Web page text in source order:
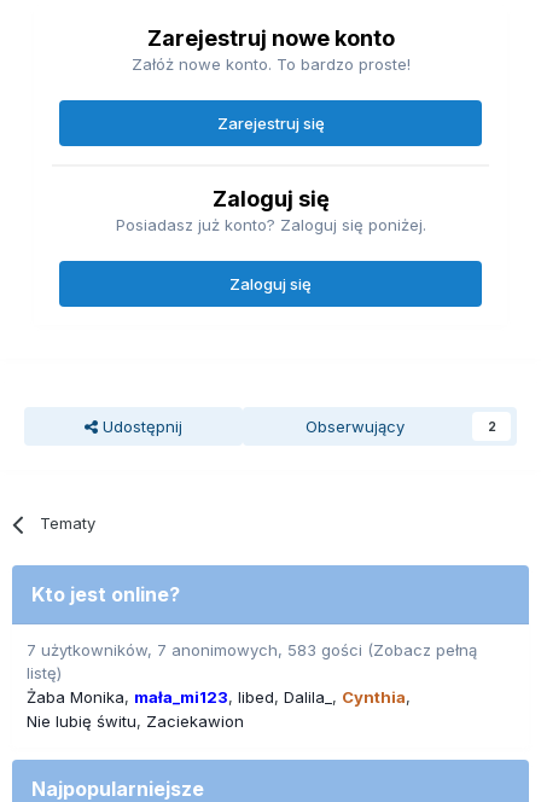
Zarejestruj nowe konto
Załóż nowe konto. To bardzo proste!
Zarejestruj się
Zaloguj się
Posiadasz już konto? Zaloguj się poniżej.
Zaloguj się
Udostępnij Obserwujący 2
Tematy
Kto jest online?
7 użytkowników, 7 anonimowych, 583 gości (Zobacz pełną
listę)
Żaba Monika
mała_mi123 libed Dalila_
Cynthia
Nie lubię świtu
Zaciekawion
Najpopularniejsze